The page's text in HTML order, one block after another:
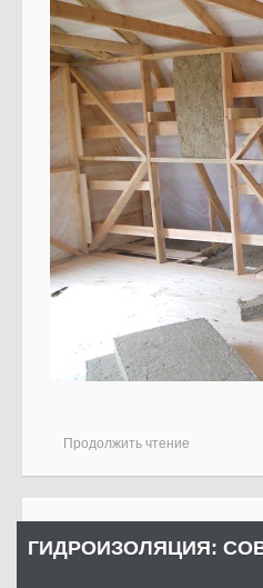
Продолжить чтение
ГИДРОИЗОЛЯЦИЯ: